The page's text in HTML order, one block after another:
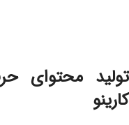
تولید محتوای
کارینو